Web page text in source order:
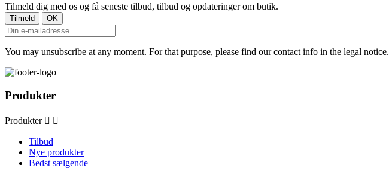
Tilmeld dig med os og få seneste tilbud, tilbud og opdateringer om butik.
You may unsubscribe at any moment. For that purpose, please find our contact info in the legal notice.
Produkter
Produkter  
Tilbud
Nye produkter
Bedst sælgende